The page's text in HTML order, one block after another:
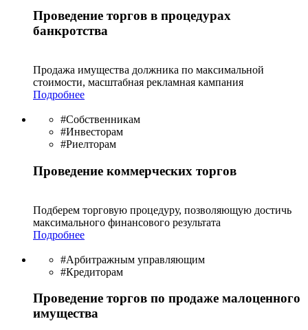
Проведение торгов в процедурах
банкротства
Продажа имущества должника по максимальной
стоимости, масштабная рекламная кампания
Подробнее
#Собственникам
#Инвесторам
#Риелторам
Проведение коммерческих торгов
Подберем торговую процедуру, позволяющую достичь
максимального финансового результата
Подробнее
#Арбитражным управляющим
#Кредиторам
Проведение торгов по продаже малоценного
имущества